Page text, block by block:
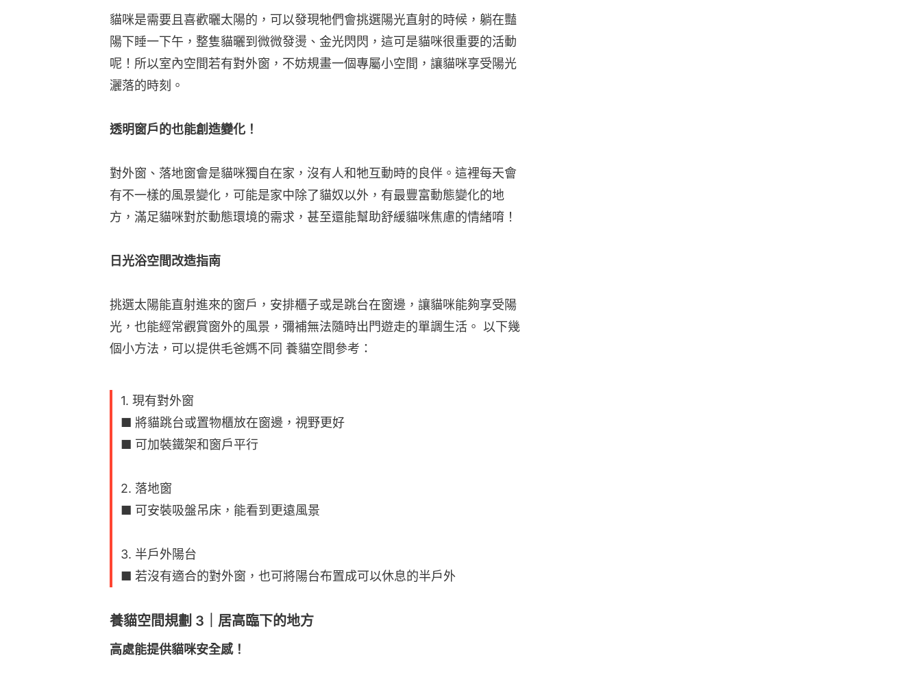
貓咪是需要且喜歡曬太陽的，可以發現牠們會挑選陽光直射的時候，躺在豔
陽下睡⼀下午，整隻貓曬到微微發燙、⾦光閃閃，這可是貓咪很重要的活動
呢！所以室內空間若有對外窗，不妨規畫一個專屬小空間，讓貓咪享受陽光
灑落的時刻。
透明窗戶的也能創造變化！
對外窗、落地窗會是貓咪獨⾃在家，沒有人和牠互動時的良伴。這裡每天會
有不⼀樣的風景變化，可能是家中除了貓奴以外，有最豐富動態變化的地
⽅，滿⾜貓咪對於動態環境的需求，甚至還能幫助舒緩貓咪焦慮的情緒唷！
日光浴空間改造指南
挑選太陽能直射進來的窗⼾，安排櫃⼦或是跳台在窗邊，讓貓咪能夠享受陽
光，也能經常觀賞窗外的風景，彌補無法隨時出⾨遊走的單調⽣活。 以下幾
個小方法，可以提供毛爸媽不同 養貓空間參考：
1. 現有對外窗
■ 將貓跳台或置物櫃放在窗邊，視野更好
■ 可加裝鐵架和窗戶平行
2. 落地窗
■ 可安裝吸盤吊床，能看到更遠風景
3. 半戶外陽台
■ 若沒有適合的對外窗，也可將陽台布置成可以休息的半戶外
養貓空間規劃 3｜居⾼臨下的地方
高處能提供貓咪安全感！